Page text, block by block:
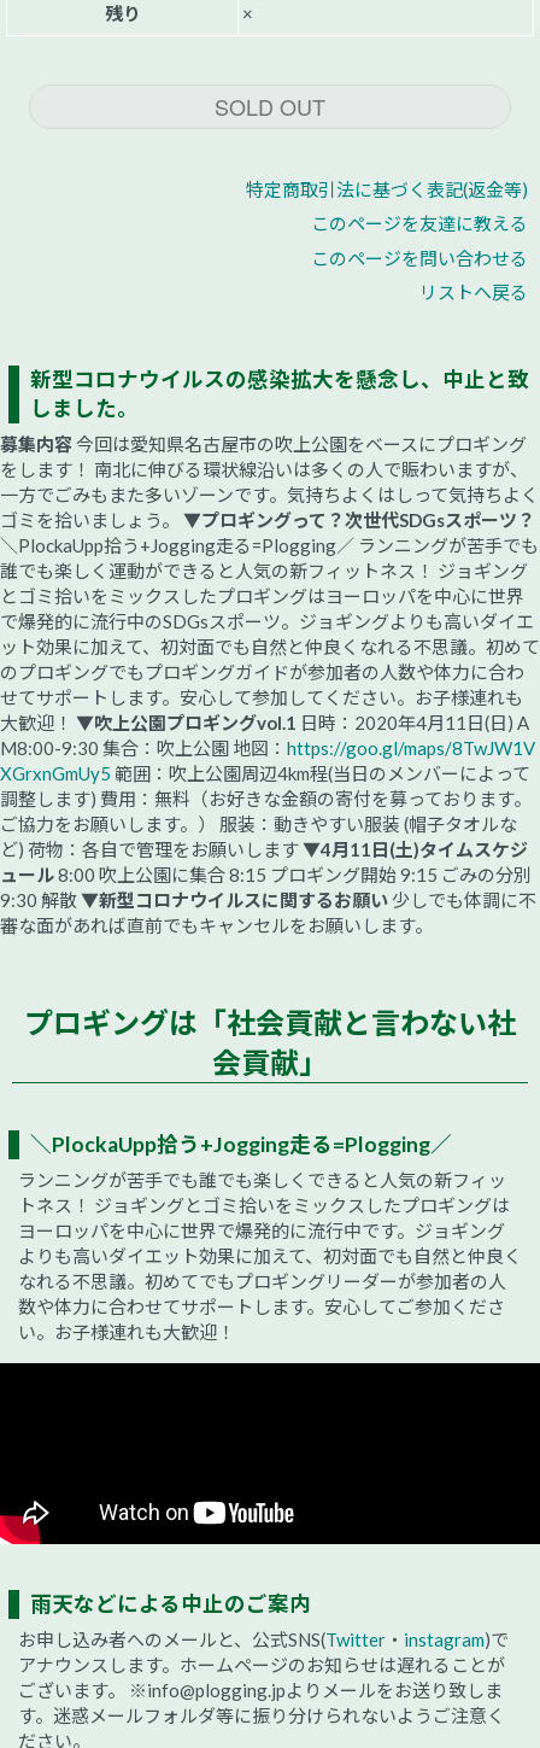
残り
×
SOLD OUT
特定商取引法に基づく表記(返金等)
このページを友達に教える
このページを問い合わせる
リストへ戻る
新型コロナウイルスの感染拡大を懸念し、中止と致
しました。
募集内容今回は愛知県名古屋市の吹上公園をベースにプロギング
をします！ 南北に伸びる環状線沿いは多くの人で賑わいますが、
一方でごみもまた多いゾーンです。気持ちよくはしって気持ちよく
ゴミを拾いましょう。 ▼プロギングって？次世代SDGsスポーツ？
＼PlockaUpp拾う+Jogging走る=Plogging／ ランニングが苦手でも
誰でも楽しく運動ができると人気の新フィットネス！ ジョギング
とゴミ拾いをミックスしたプロギングはヨーロッパを中心に世界
で爆発的に流行中のSDGsスポーツ。ジョギングよりも高いダイエ
ット効果に加えて、初対面でも自然と仲良くなれる不思議。初めて
のプロギングでもプロギングガイドが参加者の人数や体力に合わ
せてサポートします。安心して参加してください。お子様連れも
大歓迎！ ▼吹上公園プロギングvol.1 日時：2020年4月11日(日) A
M8:00-9:30 集合：吹上公園 地図： https://goo.gl/maps/8TwJW1V
XGrxnGmUy5 範囲：吹上公園周辺4km程(当日のメンバーによって
調整します) 費用：無料（お好きな金額の寄付を募っております。
ご協力をお願いします。） 服装：動きやすい服装 (帽子タオルな
ど) 荷物：各自で管理をお願いします▼4月11日(土)タイムスケジ
ュール8:00 吹上公園に集合 8:15 プロギング開始 9:15 ごみの分別
9:30 解散▼新型コロナウイルスに関するお願い少しでも体調に不
審な面があれば直前でもキャンセルをお願いします。
プロギングは「社会貢献と言わない社
会貢献」
＼PlockaUpp拾う+Jogging走る=Plogging／
ランニングが苦手でも誰でも楽しくできると人気の新フィッ
トネス！ ジョギングとゴミ拾いをミックスしたプロギングは
ヨーロッパを中心に世界で爆発的に流行中です。ジョギング
よりも高いダイエット効果に加えて、初対面でも自然と仲良く
なれる不思議。初めてでもプロギングリーダーが参加者の人
数や体力に合わせてサポートします。安心してご参加くださ
い。お子様連れも大歓迎！
雨天などによる中止のご案内
お申し込み者へのメールと、公式SNS(Twitter ・ instagram)で
アナウンスします。ホームページのお知らせは遅れることが
ございます。
※info@plogging.jpよりメールをお送り致しま
す。迷惑メールフォルダ等に振り分けられないようご注意く
ださい。